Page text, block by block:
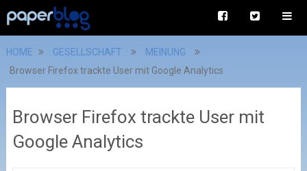
HOME GESELLSCHAFT
MEINUNG
Browser Firefox trackte User mit Google Analytics
Browser Firefox trackte User mit
Google Analytics